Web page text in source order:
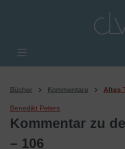
Bücher Kommentare Altes
Benedikt Peters
Kommentar zu
– 106